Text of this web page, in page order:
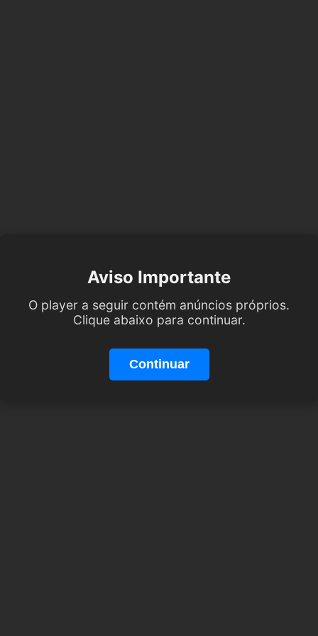
Aviso Importante
O player a seguir contém anúncios próprios.
Clique abaixo para continuar.
Continuar